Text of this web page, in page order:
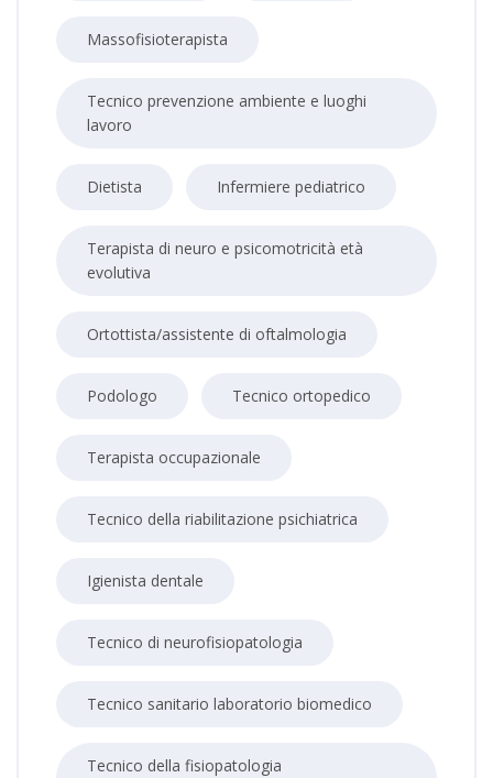
Massofisioterapista
Tecnico prevenzione ambiente e luoghi
lavoro
Dietista Infermiere pediatrico
Terapista di neuro e psicomotricità età
evolutiva
Ortottista/assistente di oftalmologia
Podologo Tecnico ortopedico
Terapista occupazionale
Tecnico della riabilitazione psichiatrica
Igienista dentale
Tecnico di neurofisiopatologia
Tecnico sanitario laboratorio biomedico
Tecnico della fisiopatologia